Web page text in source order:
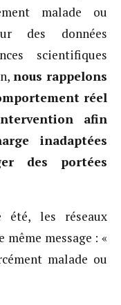
malade ou
des données
scientifiques
nous rappelons
réel
afin
inadaptées
des portées
été, les réseaux
message : «
malade ou